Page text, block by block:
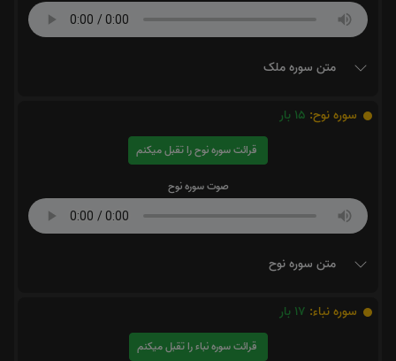
متن سوره ملک
سوره نوح: 15 بار
قرائت سوره نوح را تقبل میکنم
صوت سوره نوح
متن سوره نوح
سوره نباء: 17 بار
قرائت سوره نباء را تقبل میکنم